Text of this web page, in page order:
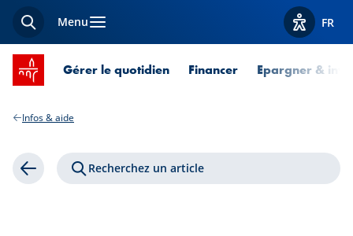
Recherche
Menu Afficher
FR
Accueil SPUERKEESS
Gérer le quotidien Financer Epargner &
Infos & aide
Retour Recherchez un article